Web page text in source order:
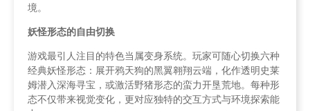
境。
妖怪形态的自由切换
游戏最引人注目的特色当属变身系统。玩家可随心切换六种
经典妖怪形态：展开鸦天狗的黑翼翱翔云端，化作透明史莱
姆潜入深海寻宝，或激活野猪形态的蛮力开垦荒地。每种形
态不仅带来视觉变化，更对应独特的交互方式与环境探索能